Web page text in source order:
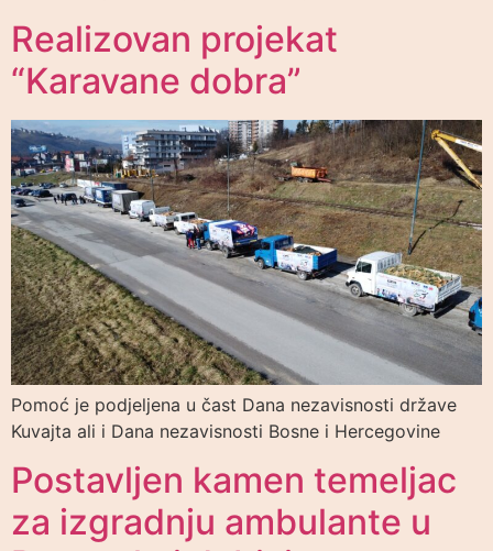
Realizovan projekat
“Karavane dobra”
Pomoć je podjeljena u čast Dana nezavisnosti države
Kuvajta ali i Dana nezavisnosti Bosne i Hercegovine
Postavljen kamen temeljac
za izgradnju ambulante u